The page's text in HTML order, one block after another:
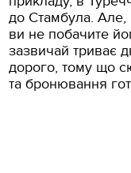
до Стамбула. Але,
ви не побачите
зазвичай триває
дорого, тому що
та бронювання